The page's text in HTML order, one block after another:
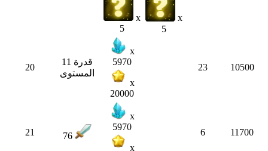
x
5
x
5
20
قدرة 11
المستوى
x
5970
x
20000
23 10500
21 76
x
5970
x
6 11700